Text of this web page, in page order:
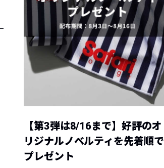
【第3弾は8/16まで】好評のオ
リジナルノベルティを先着順で
プレゼント